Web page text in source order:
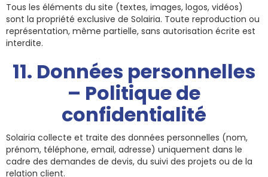
Tous les éléments du site (textes, images, logos, vidéos)
sont la propriété exclusive de Solairia. Toute reproduction ou
représentation, même partielle, sans autorisation écrite est
interdite.
11. Données personnelles
– Politique de
confidentialité
Solairia collecte et traite des données personnelles (nom,
prénom, téléphone, email, adresse) uniquement dans le
cadre des demandes de devis, du suivi des projets ou de la
relation client.